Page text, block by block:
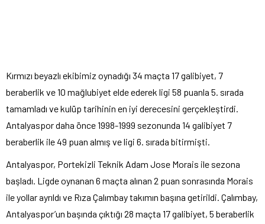
Kırmızı beyazlı ekibimiz oynadığı 34 maçta 17 galibiyet, 7
beraberlik ve 10 mağlubiyet elde ederek ligi 58 puanla 5. sırada
tamamladı ve kulüp tarihinin en iyi derecesini gerçekleştirdi.
Antalyaspor daha önce 1998-1999 sezonunda 14 galibiyet 7
beraberlik ile 49 puan almış ve ligi 6. sırada bitirmişti.
Antalyaspor, Portekizli Teknik Adam Jose Morais ile sezona
başladı. Ligde oynanan 6 maçta alınan 2 puan sonrasında Morais
ile yollar ayrıldı ve Rıza Çalımbay takımın başına getirildi. Çalımbay,
Antalyaspor’un başında çıktığı 28 maçta 17 galibiyet, 5 beraberlik